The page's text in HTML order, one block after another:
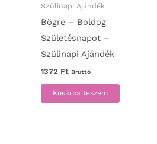
Szülinapi Ajándék
Bögre – Boldog
Születésnapot –
Szülinapi Ajándék
1372 Ft Bruttó
Kosárba teszem